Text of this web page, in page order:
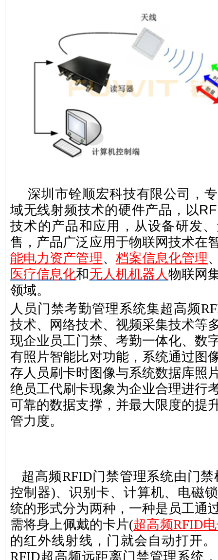
深圳市铨顺宏科技有限公司
，
域无线射频技术的硬件产品，以
技术的产品和应用，从设备研发
售，产品广泛应用于物联网技术在
能电力资产管理、 档案信息化管理
医疗信息化和无人机机器人物联网
领域。
人员门禁考勤管理系统集超高频
技术、网络技术、视频采集技术等
现企业员工门禁、考勤一体化、数
有照片智能比对功能，系统通过图
存人员刷卡时图像与系统数据库照
绝员工代刷卡现象为企业合理进行
可靠的数据支撑，并最大限度的提
管力度。
超高频RFID门禁管理系统由门
控制器)、识别卡、计算机、电磁
统的形式分为两种，一种是员工通
需将身上佩戴的卡片(超高频RFID
的红外线射线，门就会自动打开
RFID超高频远距离门禁管理系统